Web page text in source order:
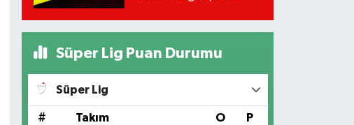
Süper Lig Puan Durumu
Süper Lig
# Takım O P